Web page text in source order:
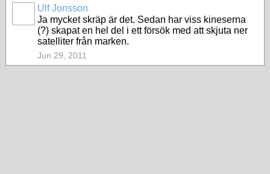
Ulf Jonsson
Ja mycket skräp är det. Sedan har viss kineserna
(?) skapat en hel del i ett försök med att skjuta ner
satelliter från marken.
Jun 29, 2011